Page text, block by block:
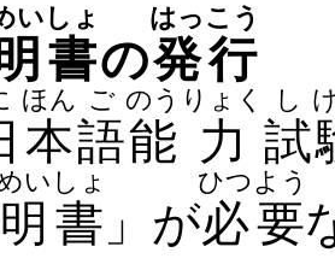
い
書
しょ
の発
はっ
行
こう
本
ほん
語
ご
能
のう
力
りょく
試
し
明
い
書
しょ
」が必
ひつ
要
よう